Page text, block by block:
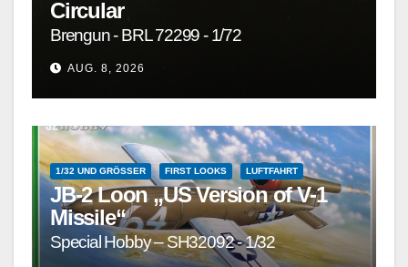
Circular
Brengun - BRL 72299 - 1/72
AUG. 8, 2026
1/32 UND GRÖSSER FIRST LOOKS LUFTFAHRT
JB-2 Loon „US Version of V-1
Missile“
Special Hobby – SH32092 - 1/32